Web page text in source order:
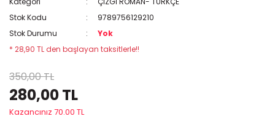
Stok Kodu
9789756129210
Stok Durumu
Yok
* 28,90 TL den başlayan taksitlerle!!
350,00 TL
280,00 TL
Kazancınız 70.00 TL